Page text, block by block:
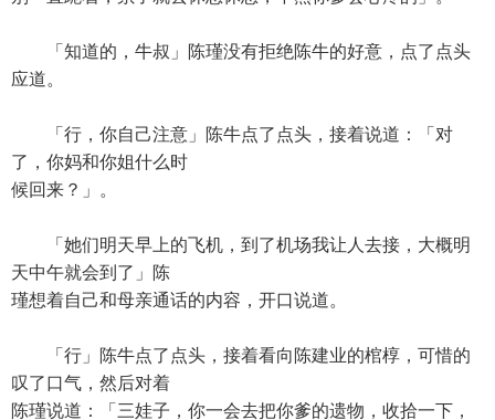
「知道的，牛叔」陈瑾没有拒绝陈牛的好意，点了点头
应道。
「行，你自己注意」陈牛点了点头，接着说道：「对
了，你妈和你姐什么时
候回来？」。
「她们明天早上的飞机，到了机场我让人去接，大概明
天中午就会到了」陈
瑾想着自己和母亲通话的内容，开口说道。
「行」陈牛点了点头，接着看向陈建业的棺椁，可惜的
叹了口气，然后对着
陈瑾说道：「三娃子，你一会去把你爹的遗物，收拾一下，